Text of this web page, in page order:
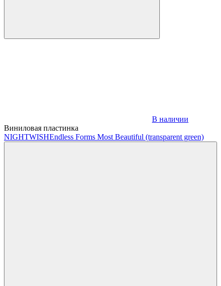
В наличии
Виниловая пластинка
NIGHTWISHEndless Forms Most Beautiful (transparent green)